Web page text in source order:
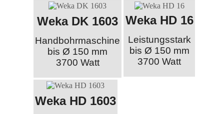
Weka DK 1603
Handbohrmaschine
bis Ø 150 mm
3700 Watt
Weka HD 16
Leistungsstark
bis Ø 150 mm
3700 Watt
Weka HD 1603